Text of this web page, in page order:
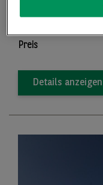
Teilbar ab
Preis
Details anzeigen